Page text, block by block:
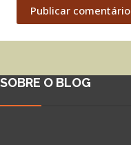
Publicar comentário
SOBRE O BLOG